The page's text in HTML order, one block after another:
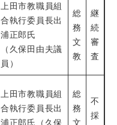
上田市教職員組
合執行委員長出
浦正郎氏
（久保田由夫議
員）
総
務
文
教
継
続
審
査
上田市教職員組
合執行委員長出
浦正郎氏（久保
総
務
文
不
採